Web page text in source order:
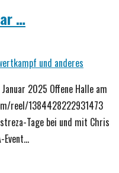
…
und anderes
2025 Offene Halle am
reel/1384428222931473
Tage bei und mit Chris
Event…